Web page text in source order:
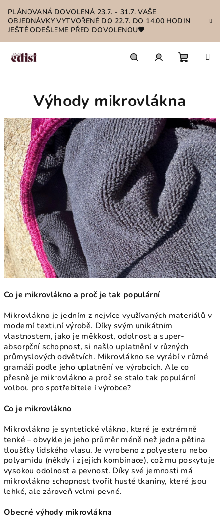
obsah
PLÁNOVANÁ DOVOLENÁ 23.7. - 31.7. VAŠE
OBJEDNÁVKY VYTVOŘENÉ DO 22.7. DO 14.00 HODIN
JEŠTĚ ODEŠLEME PŘED DOVOLENOU🤎
košík
Výhody mikrovlákna
Co je mikrovlákno a proč je tak populární
Mikrovlákno je jedním z nejvíce využívaných materiálů v
moderní textilní výrobě. Díky svým unikátním
vlastnostem, jako je měkkost, odolnost a super-
absorpční schopnost, si našlo uplatnění v různých
průmyslových odvětvích. Mikrovlákno se vyrábí v různé
gramáži podle jeho uplatnění ve výrobcích. Ale co
přesně je mikrovlákno a proč se stalo tak populární
volbou pro spotřebitele i výrobce?
Co je mikrovlákno
Mikrovlákno je syntetické vlákno, které je extrémně
tenké – obvykle je jeho průměr méně než jedna pětina
tloušťky lidského vlasu. Je vyrobeno z polyesteru nebo
polyamidu (někdy i z jejich kombinace), což mu poskytuje
vysokou odolnost a pevnost. Díky své jemnosti má
mikrovlákno schopnost tvořit husté tkaniny, které jsou
lehké, ale zároveň velmi pevné.
Obecné výhody mikrovlákna